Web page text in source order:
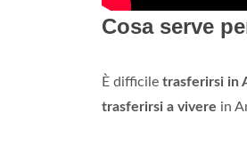
Cosa serve
È difficile trasferirsi in
trasferirsi a vivere in